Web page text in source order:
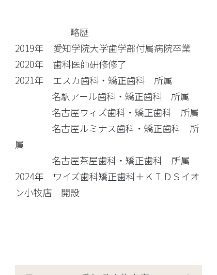
略歴
2019年 愛知学院大学歯学部付属病院卒業
2020年 歯科医師研修修了
2021年 エスカ歯科・矯正歯科 所属
名駅アール歯科・矯正歯科 所属
名古屋ウィズ歯科・矯正歯科 所属
名古屋ルミナス歯科・矯正歯科 所
属
名古屋茶屋歯科・矯正歯科 所属
2024年 ワイズ歯科矯正歯科＋ＫＩＤＳイオ
ン小牧店 開設